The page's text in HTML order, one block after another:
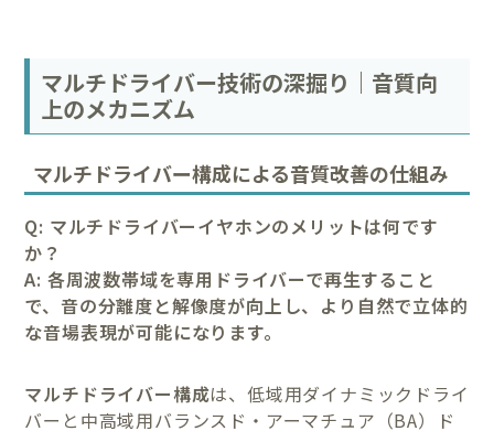
マルチドライバー技術の深掘り｜音質向
上のメカニズム
マルチドライバー構成による音質改善の仕組み
Q: マルチドライバーイヤホンのメリットは何です
か？
A: 各周波数帯域を専用ドライバーで再生すること
で、音の分離度と解像度が向上し、より自然で立体的
な音場表現が可能になります。
マルチドライバー構成は、低域用ダイナミックドライ
バーと中高域用バランスド・アーマチュア（BA）ド